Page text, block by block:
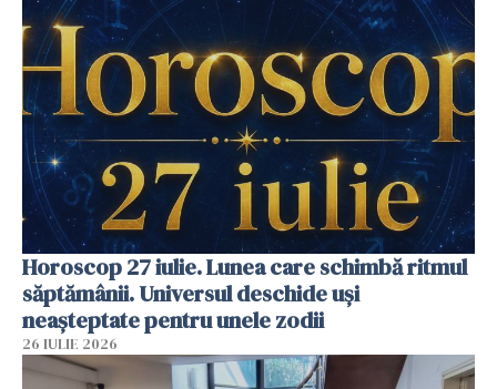
Horoscop 27 iulie. Lunea care schimbă ritmul
săptămânii. Universul deschide uși
neașteptate pentru unele zodii
26 IULIE 2026